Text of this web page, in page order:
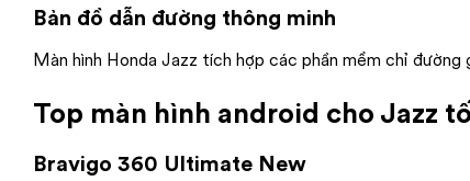
Bản đồ dẫn đường thông minh
Màn hình Honda Jazz tích hợp các phần mềm chỉ
Top màn hình android cho Jazz
Bravigo 360 Ultimate New